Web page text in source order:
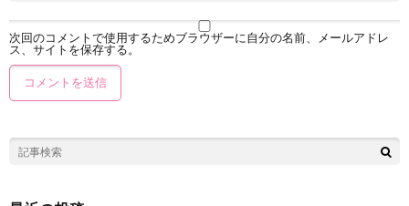
次回のコメントで使用するためブラウザーに自分の名前、メールアドレ
ス、サイトを保存する。